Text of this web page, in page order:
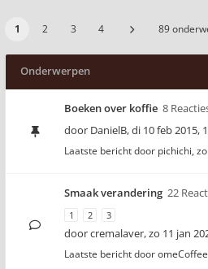
1 2 3 4 89
Onderwerpen
Boeken over koffie 8
door DanielB,di 10 feb 2015,
Laatste bericht door pichichi,
Smaak verandering 22
1 2 3
doorcremalaver,zo 11 jan
Laatste bericht dooromeCoffee